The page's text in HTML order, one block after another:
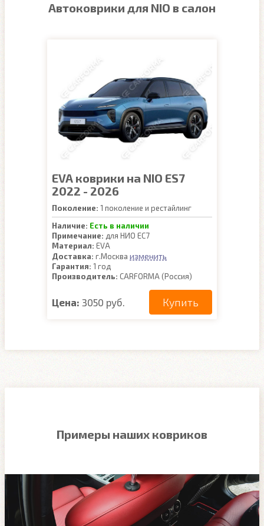
Автоковрики для NIO в салон
EVA коврики на NIO ES7
2022 - 2026
Поколение: 1 поколение и рестайлинг
Наличие: Есть в наличии
Примечание: для НИО ЕС7
Материал: EVA
Доставка: г.Москва изменить
Гарантия: 1 год
Производитель: CARFORMA (Россия)
Цена: 3050 руб. Купить
Примеры наших ковриков